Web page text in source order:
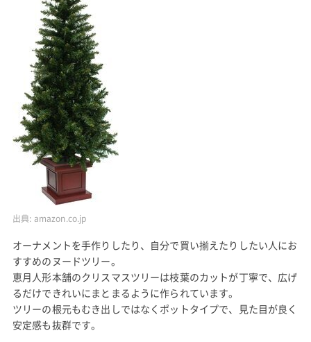
出典: amazon.co.jp
オーナメントを手作りしたり、自分で買い揃えたりしたい人にお
すすめのヌードツリー。
恵月人形本舗のクリスマスツリーは枝葉のカットが丁寧で、広げ
るだけできれいにまとまるように作られています。
ツリーの根元もむき出しではなくポットタイプで、見た目が良く
安定感も抜群です。